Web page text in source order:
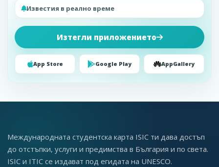
Известия в реално време
Изтегли приложението
App Store Google Play AppGallery
Международната студентска карта ISIC ти дава достъп
до отстъпки, услуги и предимства в България и по света.
ISIC и ITIC се издават под егидата на UNESCO.